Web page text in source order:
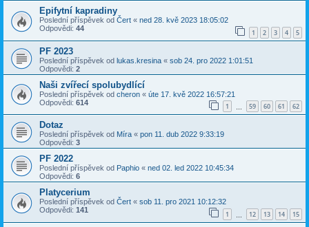
Epifytní kapradiny
Poslední příspěvek od Čert « ned 28. kvě 2023 18:05:02
Odpovědi: 44 1 2 3 4 5
PF 2023
Poslední příspěvek od lukas.kresina « sob 24. pro 2022 1:01:51
Odpovědi: 2
Naši zvířecí spolubydlící
Poslední příspěvek od cheron « úte 17. kvě 2022 16:57:21
Odpovědi: 614 1 59 60 61 62
Dotaz
Poslední příspěvek od Míra « pon 11. dub 2022 9:33:19
Odpovědi: 3
PF 2022
Poslední příspěvek od Paphio « ned 02. led 2022 10:45:34
Odpovědi: 6
Platycerium
Poslední příspěvek od Čert « sob 11. pro 2021 10:12:32
Odpovědi: 141 1 12 13 14 15